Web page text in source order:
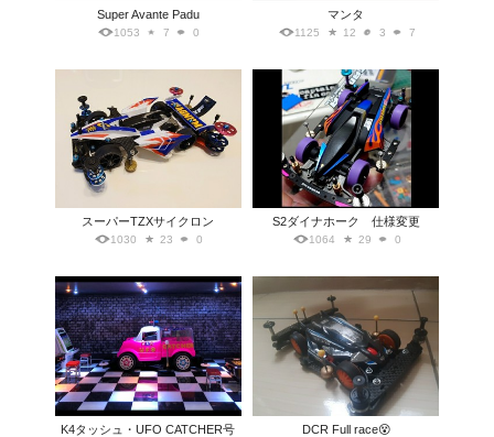
Super Avante Padu
1053 7 0
マンタ
1125 12 3 7
スーパーTZXサイクロン
1030 23 0
S2ダイナホーク 仕様変更
1064 29 0
K4タッシュ・UFO CATCHER号 DCR Full race😵